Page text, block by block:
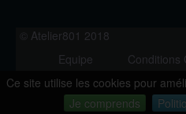
Ce site utilise les cookies pour
Je comprends
© Atelier801 2018
Equipe
Conditions
Politique de